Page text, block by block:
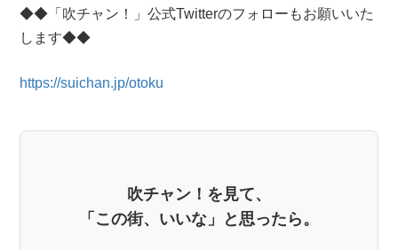
◆◆「吹チャン！」公式Twitterのフォローもお願いいた
します◆◆
https://suichan.jp/otoku
吹チャン！を見て、
「この街、いいな」と思ったら。